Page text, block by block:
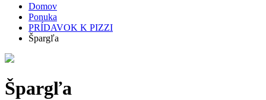
Domov
Ponuka
PRÍDAVOK K PIZZI
Špargľa
Špargľa